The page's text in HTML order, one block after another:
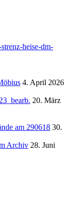
4. April 2026
20. März
30.
28. Juni